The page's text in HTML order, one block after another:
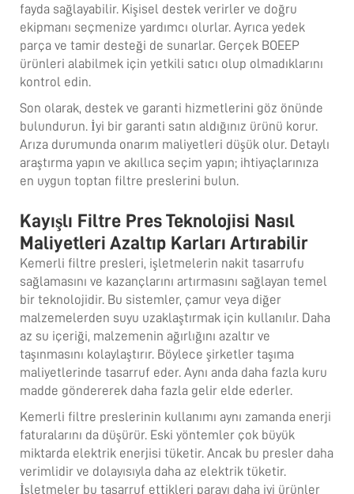
fayda sağlayabilir. Kişisel destek verirler ve doğru
ekipmanı seçmenize yardımcı olurlar. Ayrıca yedek
parça ve tamir desteği de sunarlar. Gerçek BOEEP
ürünleri alabilmek için yetkili satıcı olup olmadıklarını
kontrol edin.
Son olarak, destek ve garanti hizmetlerini göz önünde
bulundurun. İyi bir garanti satın aldığınız ürünü korur.
Arıza durumunda onarım maliyetleri düşük olur. Detaylı
araştırma yapın ve akıllıca seçim yapın; ihtiyaçlarınıza
en uygun toptan filtre preslerini bulun.
Kayışlı Filtre Pres Teknolojisi Nasıl
Maliyetleri Azaltıp Karları Artırabilir
Kemerli filtre presleri, işletmelerin nakit tasarrufu
sağlamasını ve kazançlarını artırmasını sağlayan temel
bir teknolojidir. Bu sistemler, çamur veya diğer
malzemelerden suyu uzaklaştırmak için kullanılır. Daha
az su içeriği, malzemenin ağırlığını azaltır ve
taşınmasını kolaylaştırır. Böylece şirketler taşıma
maliyetlerinde tasarruf eder. Aynı anda daha fazla kuru
madde göndererek daha fazla gelir elde ederler.
Kemerli filtre preslerinin kullanımı aynı zamanda enerji
faturalarını da düşürür. Eski yöntemler çok büyük
miktarda elektrik enerjisi tüketir. Ancak bu presler daha
verimlidir ve dolayısıyla daha az elektrik tüketir.
İşletmeler bu tasarruf ettikleri parayı daha iyi ürünler